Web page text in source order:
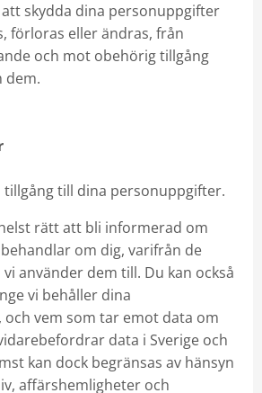
skydda dina personuppgifter
förloras eller ändras, från
och mot obehörig tillgång
dem.
till dina personuppgifter.
rätt att bli informerad om
om dig, varifrån de
använder dem till. Du kan också
vi behåller dina
vem som tar emot data om
data i Sverige och
kan dock begränsas av hänsyn
affärshemligheter och